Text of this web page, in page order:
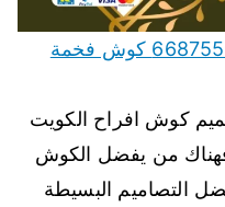
تصميم كوش افراح الكويت 66875552 كوش فخمة
كوش افراح الكويت
فهناك من يفضل الكوش
التصاميم البسيطة